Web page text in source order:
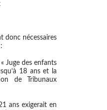
donc nécessaires
Juge des enfants
18 ans et la
de Tribunaux
ans exigerait en